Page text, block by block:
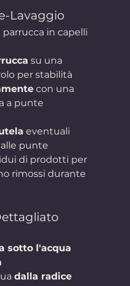
Lavaggio
parrucca in capelli
su una
per stabilità
con una
a punte
eventuali
punte
di prodotti per
rimossi durante
sotto l'acqua
dalla radice